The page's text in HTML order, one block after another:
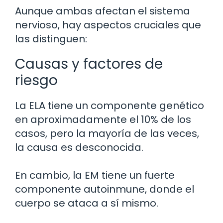
Aunque ambas afectan el sistema
nervioso, hay aspectos cruciales que
las distinguen:
Causas y factores de
riesgo
La ELA tiene un componente genético
en aproximadamente el 10% de los
casos, pero la mayoría de las veces,
la causa es desconocida.
En cambio, la EM tiene un fuerte
componente autoinmune, donde el
cuerpo se ataca a sí mismo.